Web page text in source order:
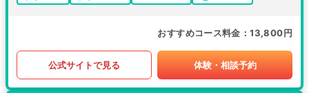
おすすめコース料金 13,800円
公式サイトで見る 体験・相談予約